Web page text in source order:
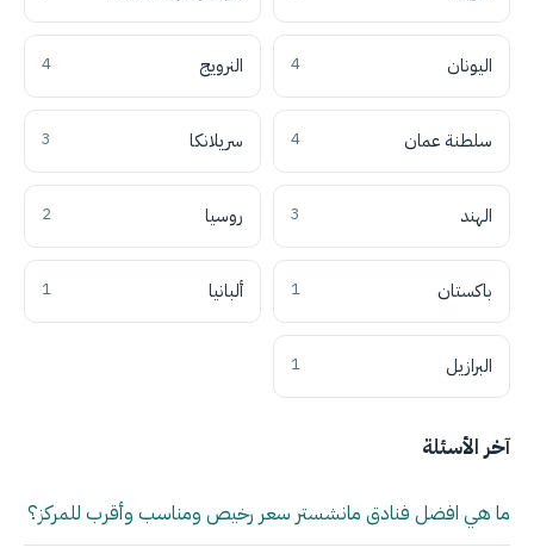
اليونان 4 النرويج 4
سلطنة عمان 4 سريلانكا 3
الهند 3 روسيا 2
باكستان 1 ألبانيا 1
البرازيل 1
آخر الأسئلة
ما هي افضل فنادق مانشستر سعر رخيص ومناسب وأقرب للمركز؟